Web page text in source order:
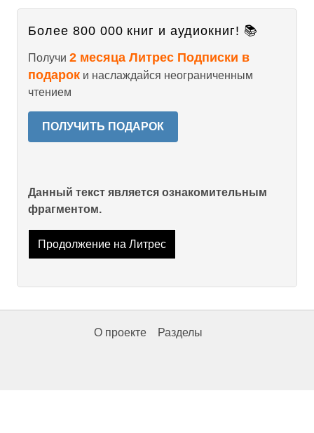
Более 800 000 книг и аудиокниг! 📚
Получи 2 месяца Литрес Подписки в
подарок и наслаждайся неограниченным
чтением
ПОЛУЧИТЬ ПОДАРОК
Данный текст является ознакомительным
фрагментом.
Продолжение на Литрес
О проекте Разделы